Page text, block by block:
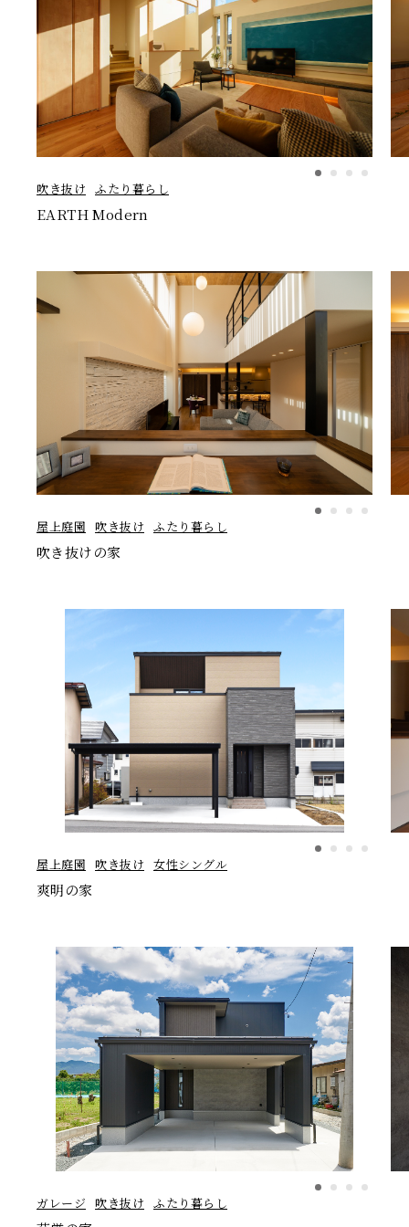
吹き抜け ふたり暮らし
EARTH Modern
屋上庭園 吹き抜け ふたり暮らし
吹き抜けの家
屋上庭園 吹き抜け 女性シングル
爽明の家
ガレージ 吹き抜け ふたり暮らし